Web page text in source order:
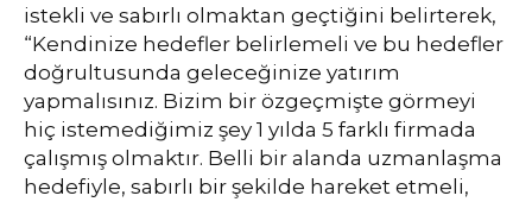
istekli ve sabırlı olmaktan geçtiğini belirterek,
“Kendinize hedefler belirlemeli ve bu hedefler
doğrultusunda geleceğinize yatırım
yapmalısınız. Bizim bir özgeçmişte görmeyi
hiç istemediğimiz şey 1 yılda 5 farklı firmada
çalışmış olmaktır. Belli bir alanda uzmanlaşma
hedefiyle, sabırlı bir şekilde hareket etmeli,